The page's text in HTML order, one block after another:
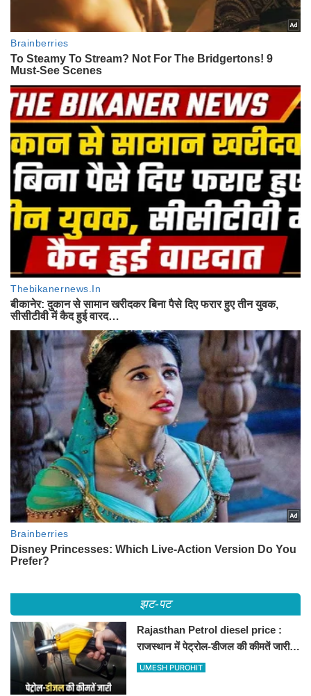
झट-पट
Rajasthan Petrol diesel price :
राजस्थान में पेट्रोल-डीजल की कीमतें जारी,
जानिए बीकानेर समेत पुरे प्रदेश में नए रेट
UMESH PUROHIT